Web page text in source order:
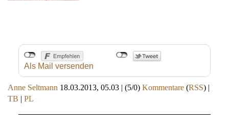
Als Mail versenden
Anne Seltmann 18.03.2013, 05.03 | (5/0) Kommentare (RSS) |
TB | PL